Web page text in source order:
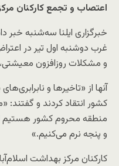
اعتصاب و تجمع کارکنان
خبرگزاری ایلنا سه‌شنبه خبر
غرب دوشنبه اول تیر در
و مشکلات روزافزون
آنها از «تاخیرها و
کشور انتقاد کردند و
منطقه محروم کشور هستیم
و پنجه نرم می‌کنیم.»
کارکنان مرکز بهداشت